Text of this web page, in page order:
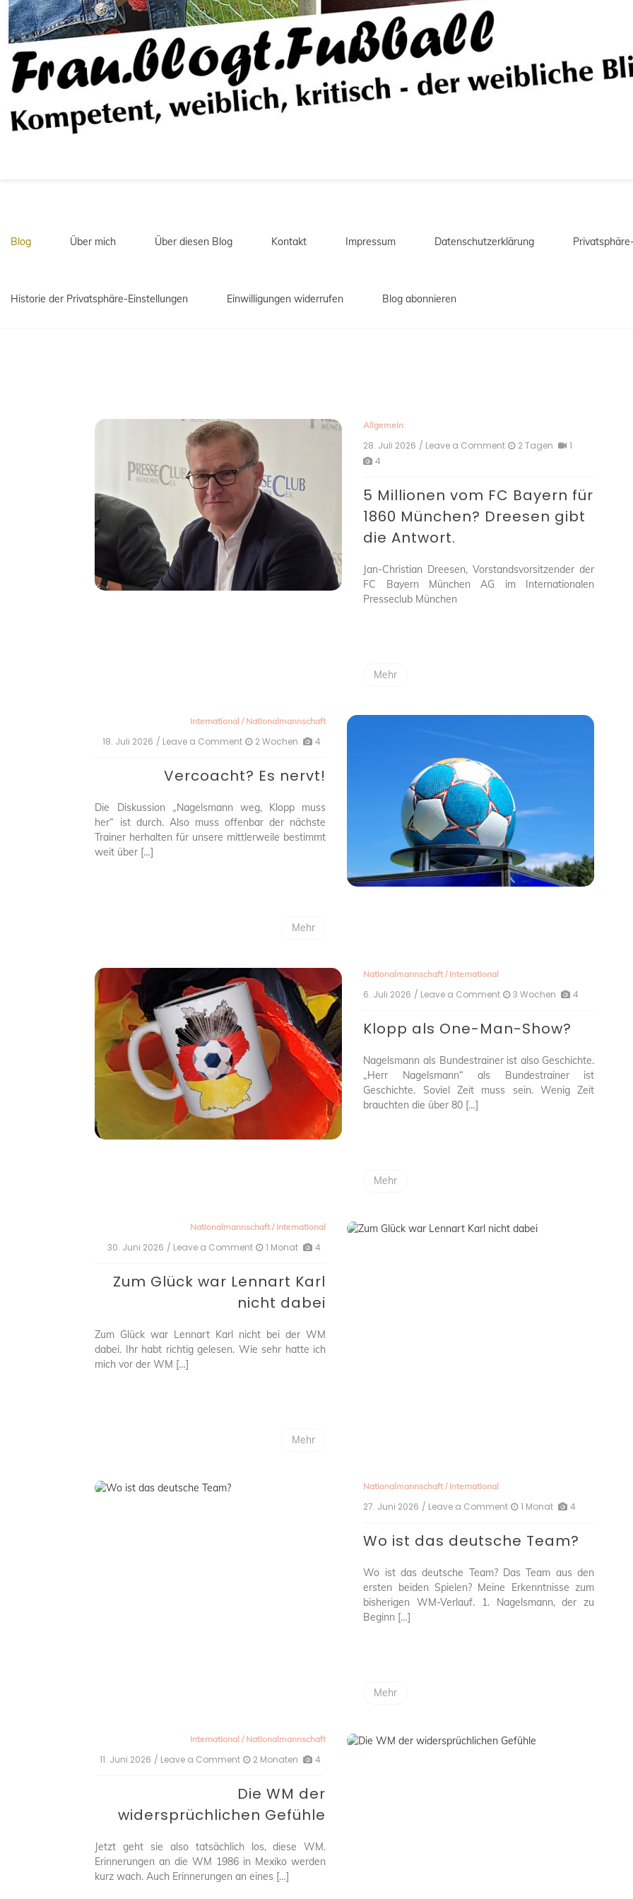
Blog Über mich Über diesen Blog Kontakt Impressum Datenschutzerklärung
Historie der Privatsphäre-Einstellungen Einwilligungen widerrufen Blog abonnieren
Allgemein
28. Juli 2026 / Leave a Comment on
FC
für
gibt
die
2 Tagen
1
4
5 Millionen vom FC Bayern für
1860 München? Dreesen gibt
die Antwort.
Jan-Christian Dreesen, Vorstandsvorsitzender der
FC Bayern München AG im Internationalen
Presseclub München
Mehr
International / Nationalmannschaft
18. Juli 2026 / Leave a Comment on
nervt!
2 Wochen 4
Vercoacht? Es nervt!
Die Diskussion „Nagelsmann weg, Klopp muss
her“ ist durch. Also muss offenbar der nächste
Trainer herhalten für unsere mittlerweile bestimmt
weit über […]
Mehr
Nationalmannschaft/ International
6. Juli 2026 / Leave a Comment on
One-
Show?
3 Wochen 4
Klopp als One-Man-Show?
Nagelsmann als Bundestrainer ist also Geschichte.
„Herr Nagelsmann“ als Bundestrainer ist
Geschichte. Soviel Zeit muss sein. Wenig Zeit
brauchten die über 80 […]
Mehr
Nationalmannschaft/ International
30. Juni 2026 / Leave a Comment on
war
Lennart
Karl
dabei
1 Monat 4
Zum Glück war Lennart Karl
nicht dabei
Zum Glück war Lennart Karl nicht bei der WM
dabei. Ihr habt richtig gelesen. Wie sehr hatte ich
mich vor der WM […]
Mehr
Nationalmannschaft/ International
27. Juni 2026 / Leave a Comment on
das
Team?
1 Monat 4
Wo ist das deutsche Team?
Wo ist das deutsche Team? Das Team aus den
ersten beiden Spielen? Meine Erkenntnisse zum
bisherigen WM-Verlauf. 1. Nagelsmann, der zu
Beginn […]
Mehr
International / Nationalmannschaft
11. Juni 2026 / Leave a Comment on
der
widersprüchlichen
Gefühle
2 Monaten 4
Die WM der
widersprüchlichen Gefühle
Jetzt geht sie also tatsächlich los, diese WM.
Erinnerungen an die WM 1986 in Mexiko werden
kurz wach. Auch Erinnerungen an eines […]